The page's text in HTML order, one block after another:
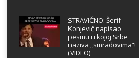
STRAVIČNO: Šerif
Konjević napisao
pesmu u kojoj Srbe
naziva „smradovima“!
(VIDEO)